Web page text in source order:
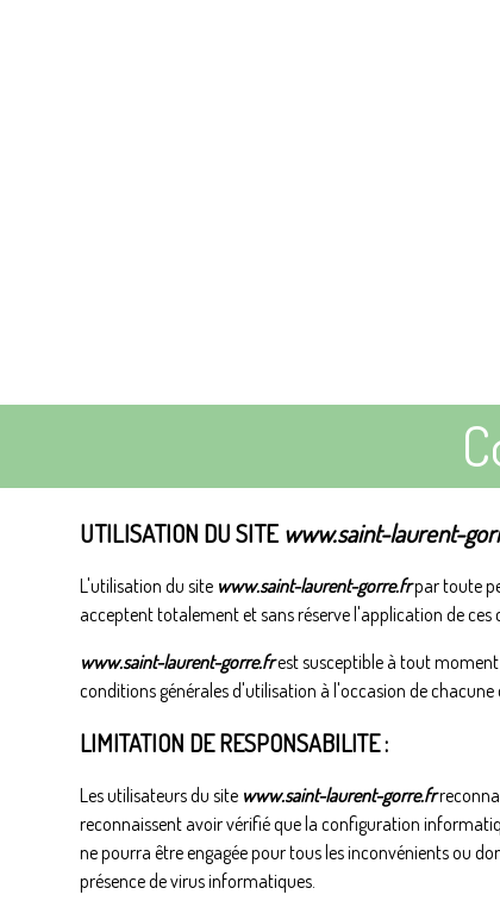
UTILISATION DU SITE www.saint-laurent-
L'utilisation du site www.saint-laurent-gorre.frpar toute
acceptent totalement et sans réserve l'application de
www.saint-laurent-gorre.frest susceptible à tout
conditions générales d'utilisation à l'occasion de chacune
LIMITATION DE RESPONSABILITE :
Les utilisateurs du site www.saint-laurent-gorre.fr
reconnaissent avoir vérifié que la configuration
ne pourra être engagée pour tous les inconvénients ou
présence de virus informatiques.